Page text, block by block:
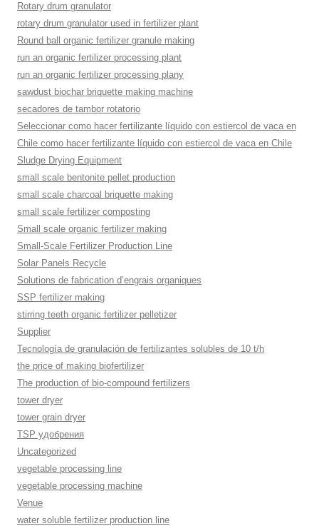
Rotary drum granulator
rotary drum granulator used in fertilizer plant
Round ball organic fertilizer granule making
run an organic fertilizer processing plant
run an organic fertilizer processing plany
sawdust biochar briquette making machine
secadores de tambor rotatorio
Seleccionar como hacer fertilizante líquido con estiercol de vaca en
Chile como hacer fertilizante líquido con estiercol de vaca en Chile
Sludge Drying Equipment
small scale bentonite pellet production
small scale charcoal briquette making
small scale fertilizer composting
Small scale organic fertilizer making
Small-Scale Fertilizer Production Line
Solar Panels Recycle
Solutions de fabrication d’engrais organiques
SSP fertilizer making
stirring teeth organic fertilizer pelletizer
Supplier
Tecnología de granulación de fertilizantes solubles de 10 t/h
the price of making biofertilizer
The production of bio-compound fertilizers
tower dryer
tower grain dryer
TSP удобрения
Uncategorized
vegetable processing line
vegetable processing machine
Venue
water soluble fertilizer production line